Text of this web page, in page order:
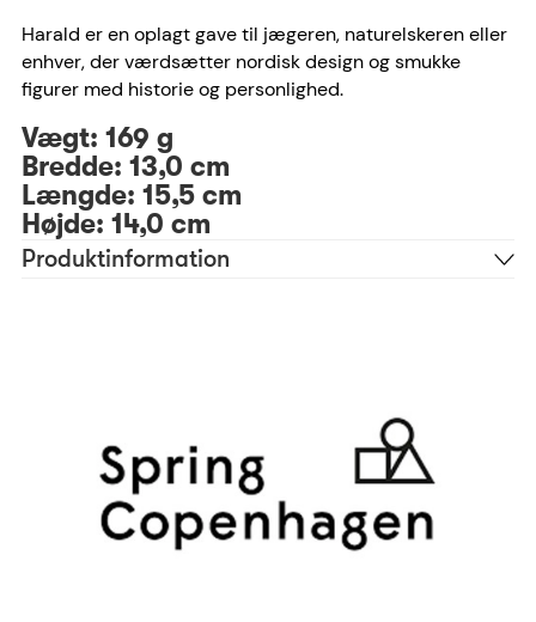
Harald er en oplagt gave til jægeren, naturelskeren eller
enhver, der værdsætter nordisk design og smukke
figurer med historie og personlighed.
Vægt: 169 g
Bredde: 13,0 cm
Længde: 15,5 cm
Højde: 14,0 cm
Produktinformation
Antal tegn
Reference
5713487072693